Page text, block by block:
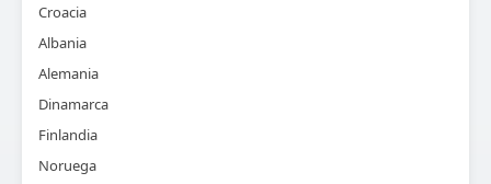
Croacia
Albania
Alemania
Dinamarca
Finlandia
Noruega